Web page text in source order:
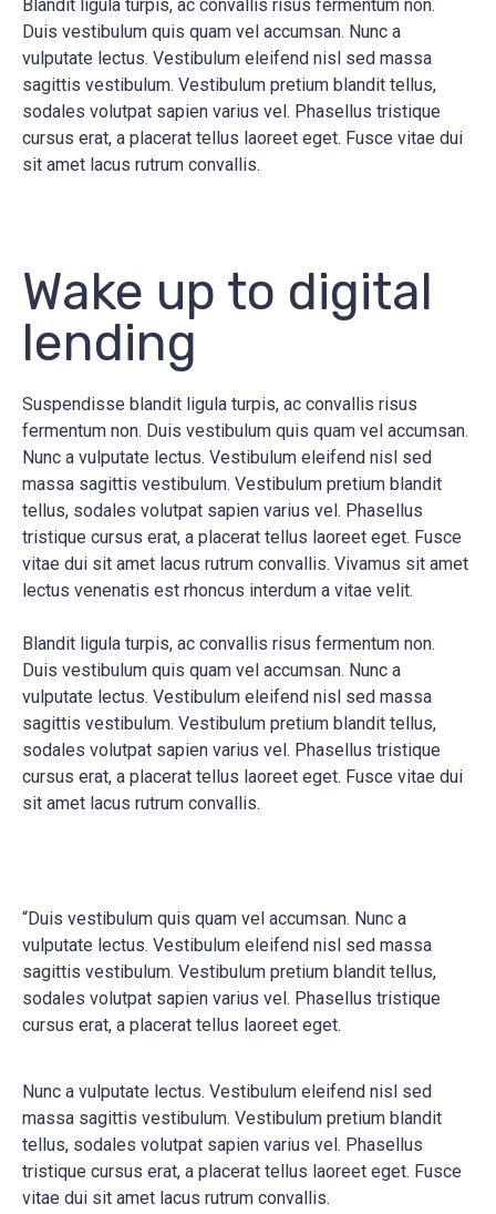
Blandit ligula turpis, ac convallis risus fermentum non.
Duis vestibulum quis quam vel accumsan. Nunc a
vulputate lectus. Vestibulum eleifend nisl sed massa
sagittis vestibulum. Vestibulum pretium blandit tellus,
sodales volutpat sapien varius vel. Phasellus tristique
cursus erat, a placerat tellus laoreet eget. Fusce vitae dui
sit amet lacus rutrum convallis.
Wake up to digital
lending
Suspendisse blandit ligula turpis, ac convallis risus
fermentum non. Duis vestibulum quis quam vel accumsan.
Nunc a vulputate lectus. Vestibulum eleifend nisl sed
massa sagittis vestibulum. Vestibulum pretium blandit
tellus, sodales volutpat sapien varius vel. Phasellus
tristique cursus erat, a placerat tellus laoreet eget. Fusce
vitae dui sit amet lacus rutrum convallis. Vivamus sit amet
lectus venenatis est rhoncus interdum a vitae velit.
Blandit ligula turpis, ac convallis risus fermentum non.
Duis vestibulum quis quam vel accumsan. Nunc a
vulputate lectus. Vestibulum eleifend nisl sed massa
sagittis vestibulum. Vestibulum pretium blandit tellus,
sodales volutpat sapien varius vel. Phasellus tristique
cursus erat, a placerat tellus laoreet eget. Fusce vitae dui
sit amet lacus rutrum convallis.
“Duis vestibulum quis quam vel accumsan. Nunc a
vulputate lectus. Vestibulum eleifend nisl sed massa
sagittis vestibulum. Vestibulum pretium blandit tellus,
sodales volutpat sapien varius vel. Phasellus tristique
cursus erat, a placerat tellus laoreet eget.
Nunc a vulputate lectus. Vestibulum eleifend nisl sed
massa sagittis vestibulum. Vestibulum pretium blandit
tellus, sodales volutpat sapien varius vel. Phasellus
tristique cursus erat, a placerat tellus laoreet eget. Fusce
vitae dui sit amet lacus rutrum convallis.